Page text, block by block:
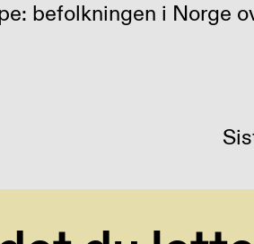
befolkningen i Norge